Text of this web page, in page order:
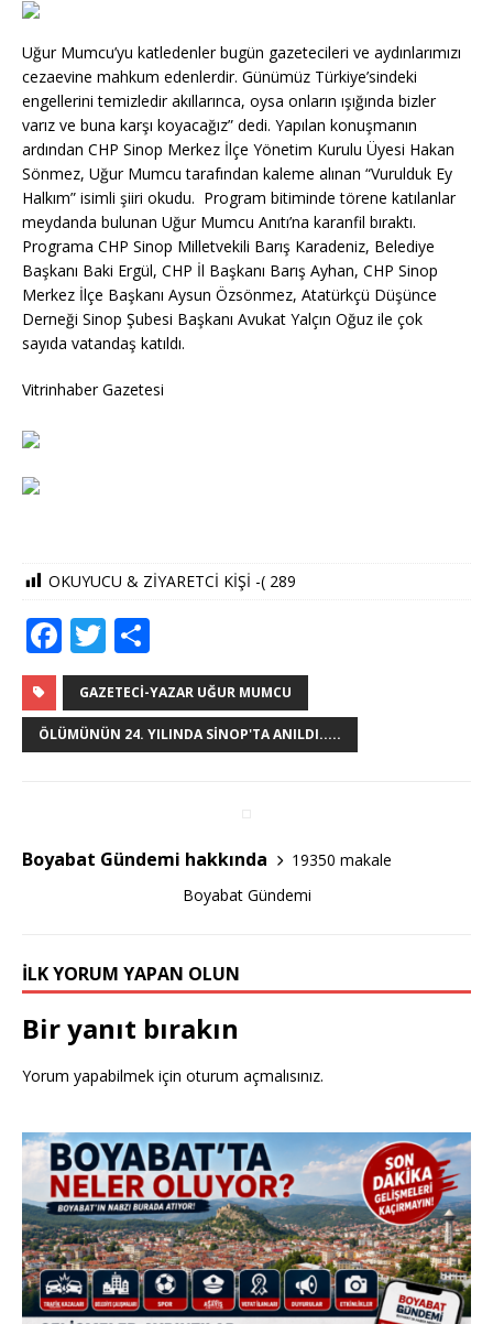
Uğur Mumcu’yu katledenler bugün gazetecileri ve aydınlarımızı
cezaevine mahkum edenlerdir. Günümüz Türkiye’sindeki
engellerini temizledir akıllarınca, oysa onların ışığında bizler
varız ve buna karşı koyacağız” dedi. Yapılan konuşmanın
ardından CHP Sinop Merkez İlçe Yönetim Kurulu Üyesi Hakan
Sönmez, Uğur Mumcu tarafından kaleme alınan “Vurulduk Ey
Halkım” isimli şiiri okudu. Program bitiminde törene katılanlar
meydanda bulunan Uğur Mumcu Anıtı’na karanfil bıraktı.
Programa CHP Sinop Milletvekili Barış Karadeniz, Belediye
Başkanı Baki Ergül, CHP İl Başkanı Barış Ayhan, CHP Sinop
Merkez İlçe Başkanı Aysun Özsönmez, Atatürkçü Düşünce
Derneği Sinop Şubesi Başkanı Avukat Yalçın Oğuz ile çok
sayıda vatandaş katıldı.
Vitrinhaber Gazetesi
OKUYUCU & ZİYARETCİ KİŞİ -( 289
F
a
c
e
o
k
T
w
it
te
h
ar
e
GAZETECI-YAZAR UĞUR MUMCU
ÖLÜMÜNÜN 24. YILINDA SINOP'TA ANILDI.....
Boyabat Gündemi hakkında
19350 makale
Boyabat Gündemi
İLK YORUM YAPAN OLUN
Bir yanıt bırakın
Yorum yapabilmek için oturum açmalısınız.